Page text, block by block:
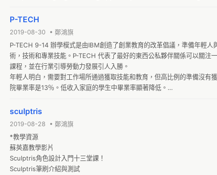
P-TECH
2019-08-30 • 鄭鴻旗
P-TECH 9-14 辦學模式是由IBM創造了創業教育的改革倡議，準備年輕人
術，技術和專業技能。P-TECH 代表了最好的東西公私夥伴關係可以關注
課程，並在行業引導勞動力發展引人入勝。
年輕人明白，需要對工作場所通過獲取技能和教育，但高比例的準備沒有
院畢業率是13％。低收入家庭的學生中畢業率顯著降低。
設計並推出位於紐約布魯克林區第一間 P-TECH 學校 ，在六月2017年第
P-TECH設計有兩個目標：
sculptris
2019-08-28 • 鄭鴻旗
*教學資源
蘇英嘉教學影片
Sculptris角色設計入門十三堂課！
Sculptris筆刷介紹與測試